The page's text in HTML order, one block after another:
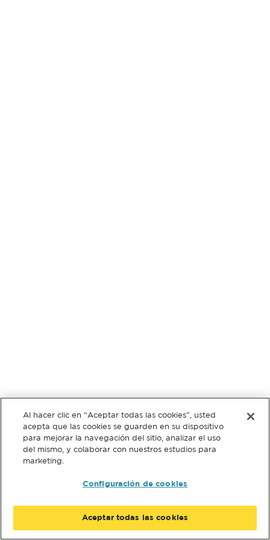
Al hacer clic en “Aceptar todas las cookies”, usted
acepta que las cookies se guarden en su dispositivo
para mejorar la navegación del sitio, analizar el uso
del mismo, y colaborar con nuestros estudios para
marketing.
Configuración de cookies
Aceptar todas las cookies